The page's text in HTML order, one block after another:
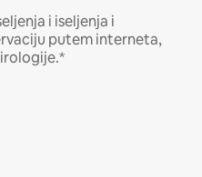
i iseljenja i
putem interneta,